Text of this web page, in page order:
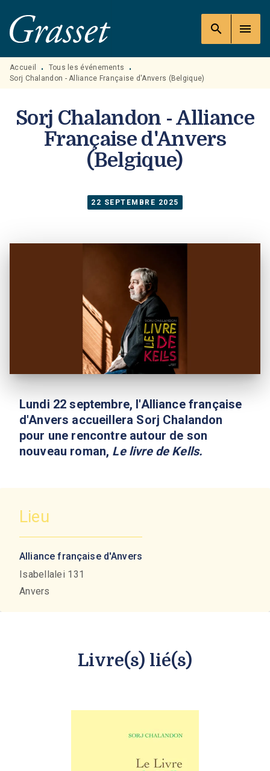
MENU RECHERCHE
PIED DE PAGE
search menu
Accueil • Tous les événements
•
Sorj Chalandon - Alliance Française d'Anvers (Belgique)
Sorj Chalandon - Alliance
Française d'Anvers
(Belgique)
22 SEPTEMBRE 2025
Lundi 22 septembre, l'Alliance française
d'Anvers accueillera Sorj Chalandon
pour une rencontre autour de son
nouveau roman, Le livre de Kells.
Lieu
Alliance française d'Anvers
Isabellalei 131
Anvers
Livre(s) lié(s)